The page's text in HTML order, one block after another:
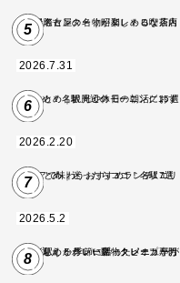
5
2026.7.31
6
2026.2.20
7
2026.5.2
8